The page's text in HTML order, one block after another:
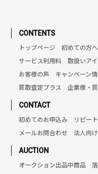
CONTENTS
トップページ 初めての方へ
サービス利用料
取扱いア
お客様の声
キャンペーン
買取査定プラス
企業様・
CONTACT
初めてのお申込み リピー
メールお問合わせ
法人向
AUCTION
オークション出品中商品